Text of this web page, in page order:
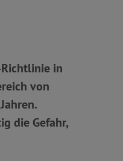
in
von
die Gefahr,